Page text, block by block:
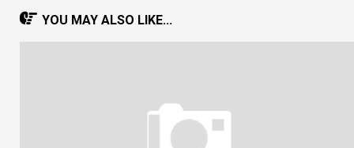
YOU MAY ALSO LIKE...